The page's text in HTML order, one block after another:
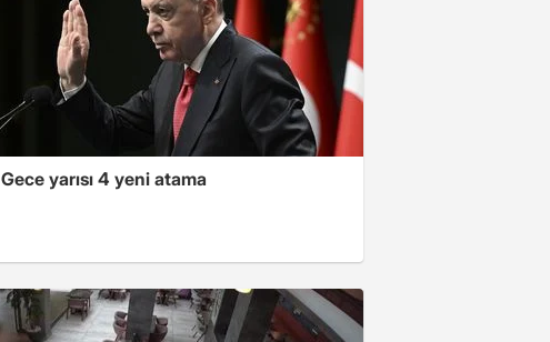
Gece yarısı 4 yeni atama